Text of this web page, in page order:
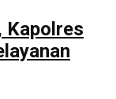
Kapolres